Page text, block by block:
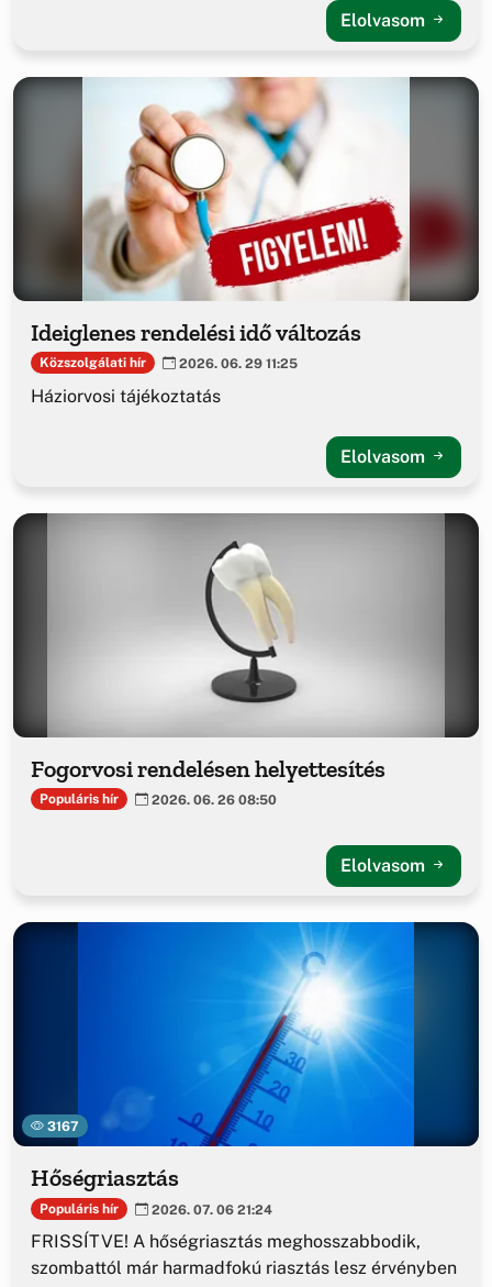
Elolvasom
Ideiglenes rendelési idő változás
Közszolgálati hír 2026. 06. 29 11:25
Háziorvosi tájékoztatás
Elolvasom
Fogorvosi rendelésen helyettesítés
Populáris hír 2026. 06. 26 08:50
Elolvasom
3167
Hőségriasztás
Populáris hír 2026. 07. 06 21:24
FRISSÍTVE! A hőségriasztás meghosszabbodik,
szombattól már harmadfokú riasztás lesz érvényben